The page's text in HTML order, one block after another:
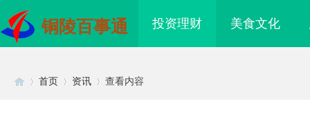
铜陵百事通 投资理财 美食文化
首页 资讯 查看内容